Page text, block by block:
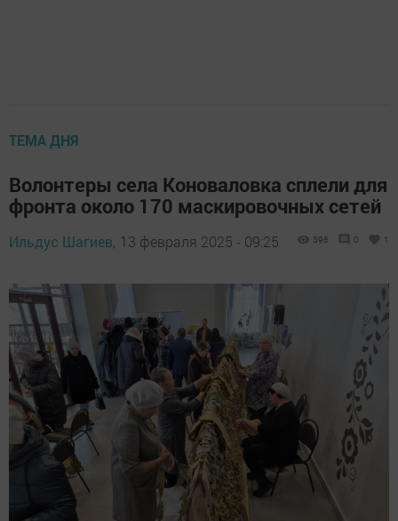
ТЕМА ДНЯ
Волонтеры села Коноваловка сплели для
фронта около 170 маскировочных сетей
Ильдус Шагиев, 13 февраля 2025 - 09:25 596 0 1